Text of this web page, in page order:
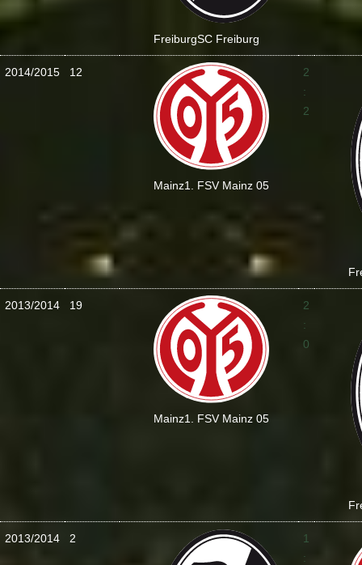
FreiburgSC Freiburg
2014/2015 12
Mainz1. FSV Mainz 05
2
:
2
2013/2014 19
Mainz1. FSV Mainz 05
2
:
0
2013/2014 2
1
: